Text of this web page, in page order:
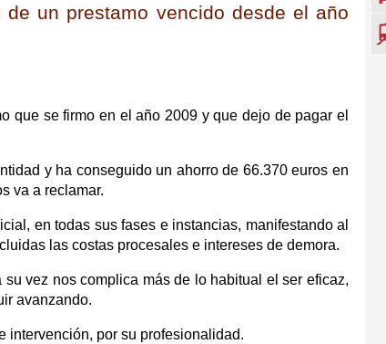
un prestamo vencido desde el año
que se firmo en el año 2009 y que dejo de pagar el
y ha conseguido un ahorro de 66.370 euros en
va a reclamar.
en todas sus fases e instancias, manifestando al
las costas procesales e intereses de demora.
vez nos complica más de lo habitual el ser eficaz,
avanzando.
intervención, por su profesionalidad.